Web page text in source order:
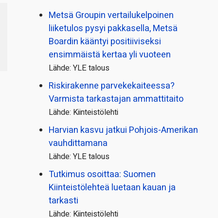
Metsä Groupin vertailu­kelpoinen
liiketulos pysyi pakkasella, Metsä
Boardin kääntyi positiiviseksi
ensimmäistä kertaa yli vuoteen
Lähde: YLE talous
Riskirakenne parvekekaiteessa?
Varmista tarkastajan ammattitaito
Lähde: Kiinteistölehti
Harvian kasvu jatkui Pohjois-Amerikan
vauhdittamana
Lähde: YLE talous
Tutkimus osoittaa: Suomen
Kiinteistölehteä luetaan kauan ja
tarkasti
Lähde: Kiinteistölehti